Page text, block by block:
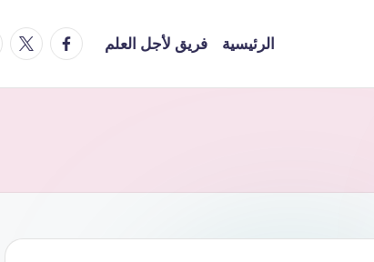
الرئيسية فريق لأجل العلم facebook
x